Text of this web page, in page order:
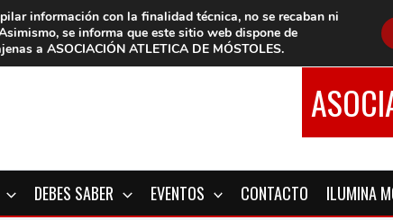
DEBES SABER EVENTOS CONTACTO ILUMINA
información con la finalidad técnica, no se recaban ni
se informa que este sitio web dispone de
a ASOCIACIÓN ATLETICA DE MÓSTOLES.